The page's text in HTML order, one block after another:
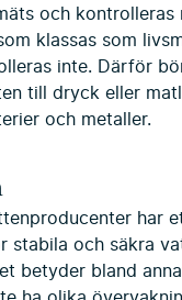
och kontrolleras
klassas som
inte. Därför
till dryck eller
och metaller.
har
stabila och säkra
betyder bland